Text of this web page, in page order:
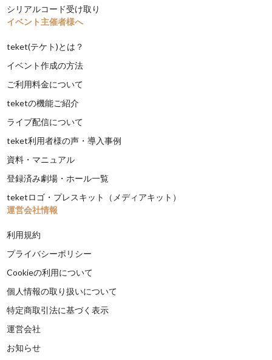
シリアルコード受け取り
イベント主催者様へ
teket(テケト)とは？
イベント作成の方法
ご利用料金について
teketの機能ご紹介
ライブ配信について
teket利用者様の声・導入事例
資料・マニュアル
登録済み劇場・ホール一覧
teketロゴ・プレスキット（メディアキット）
運営会社情報
利用規約
プライバシーポリシー
Cookieの利用について
個人情報の取り扱いについて
特定商取引法に基づく表示
運営会社
お知らせ